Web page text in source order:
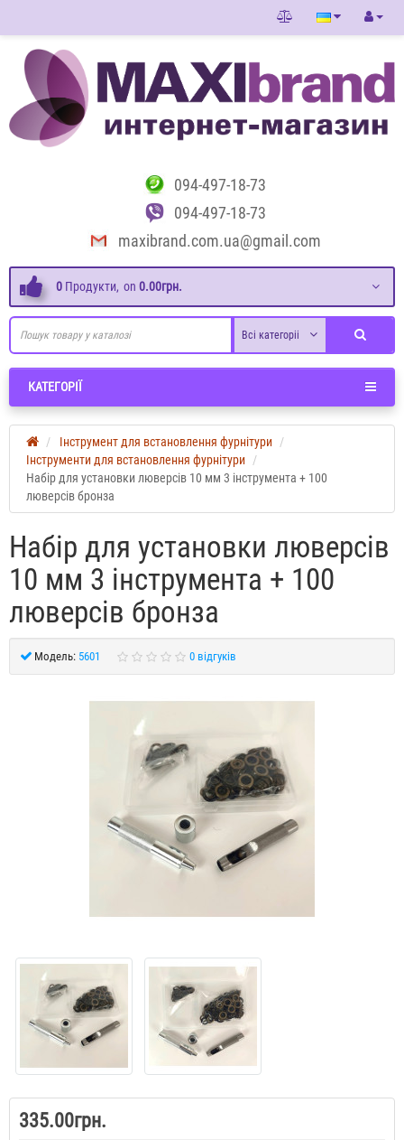
094-497-18-73
094-497-18-73
maxibrand.com.ua@gmail.com
0 Продукти, on 0.00грн.
Всі категоріі
КАТЕГОРІЇ
Інструмент для встановлення фурнітури
Інструменти для встановлення фурнітури
Набір для установки люверсів 10 мм 3 інструмента + 100
люверсів бронза
Набір для установки люверсів
10 мм 3 інструмента + 100
люверсів бронза
Модель: 5601 0 відгуків
335.00грн.